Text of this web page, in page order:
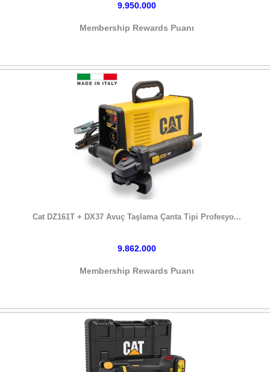
9.950.000
Membership Rewards Puanı
Cat DZ161T + DX37 Avuç Taşlama Çanta Tipi Profesyo...
9.862.000
Membership Rewards Puanı